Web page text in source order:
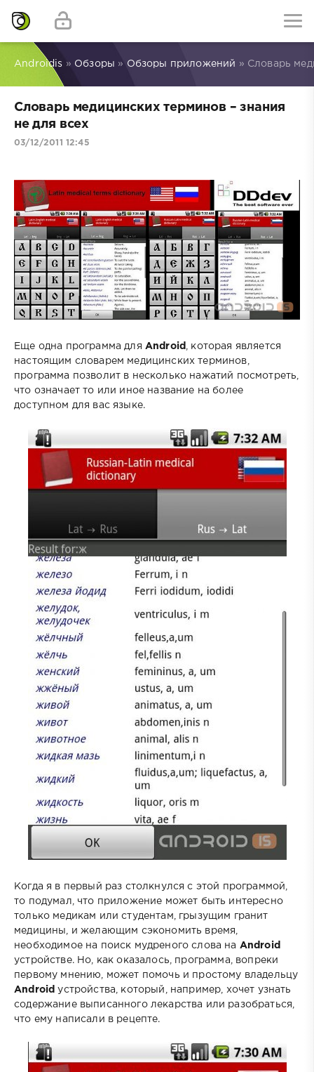
Androidis » Обзоры » Обзоры приложений » Словарь
Словарь медицинских терминов – знания
не для всех
03/12/2011 12:45
Еще одна программа для Android
, которая является
настоящим словарем медицинских терминов,
программа позволит в несколько нажатий посмотреть,
что означает то или иное название на более
доступном для вас языке.
Когда я в первый раз столкнулся с этой программой,
то подумал, что приложение может быть интересно
только медикам или студентам, грызущим гранит
медицины, и желающим сэкономить время,
необходимое на поиск мудреного слова на Android
устройстве. Но, как оказалось, программа, вопреки
первому мнению, может помочь и простому владельцу
Android устройства, который, например, хочет узнать
содержание выписанного лекарства или разобраться,
что ему написали в рецепте.